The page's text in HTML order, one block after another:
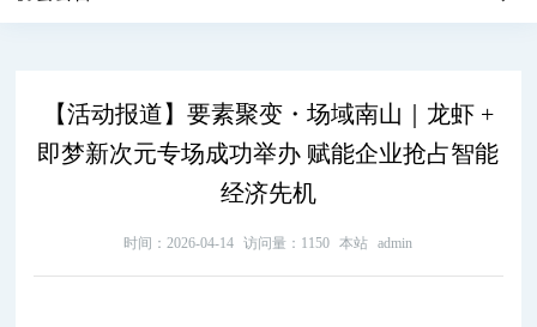
【活动报道】要素聚变・场域南山｜龙虾 +
即梦新次元专场成功举办 赋能企业抢占智能
经济先机
时间：2026-04-14 访问量：1150 本站 admin